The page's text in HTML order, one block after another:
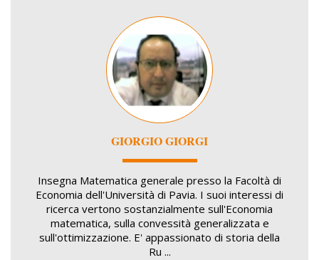
GIORGIO GIORGI
Insegna Matematica generale presso la Facoltà di
Economia dell'Università di Pavia. I suoi interessi di
ricerca vertono sostanzialmente sull'Economia
matematica, sulla convessità generalizzata e
sull'ottimizzazione. E' appassionato di storia della
Ru ...